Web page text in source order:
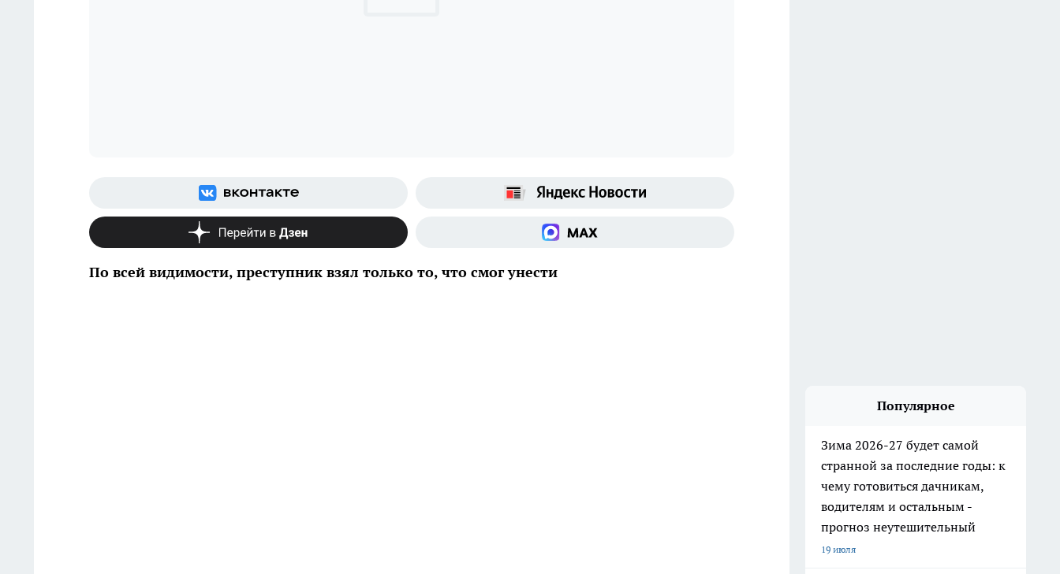
По всей видимости, преступник взял только то, что смог унести
Популярное
Зима 2026-27 будет самой
странной за последние годы: к
чему готовиться дачникам,
водителям и остальным -
прогноз неутешительный
19 июля